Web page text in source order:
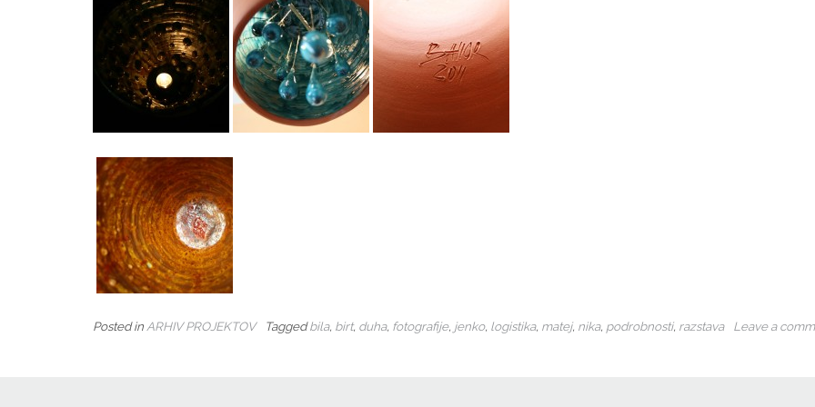
Posted in ARHIV PROJEKTOV Taggedbila, birt, duha, fotografije, jenko, logistika, matej, nika, podrobnosti, razstava Leave a